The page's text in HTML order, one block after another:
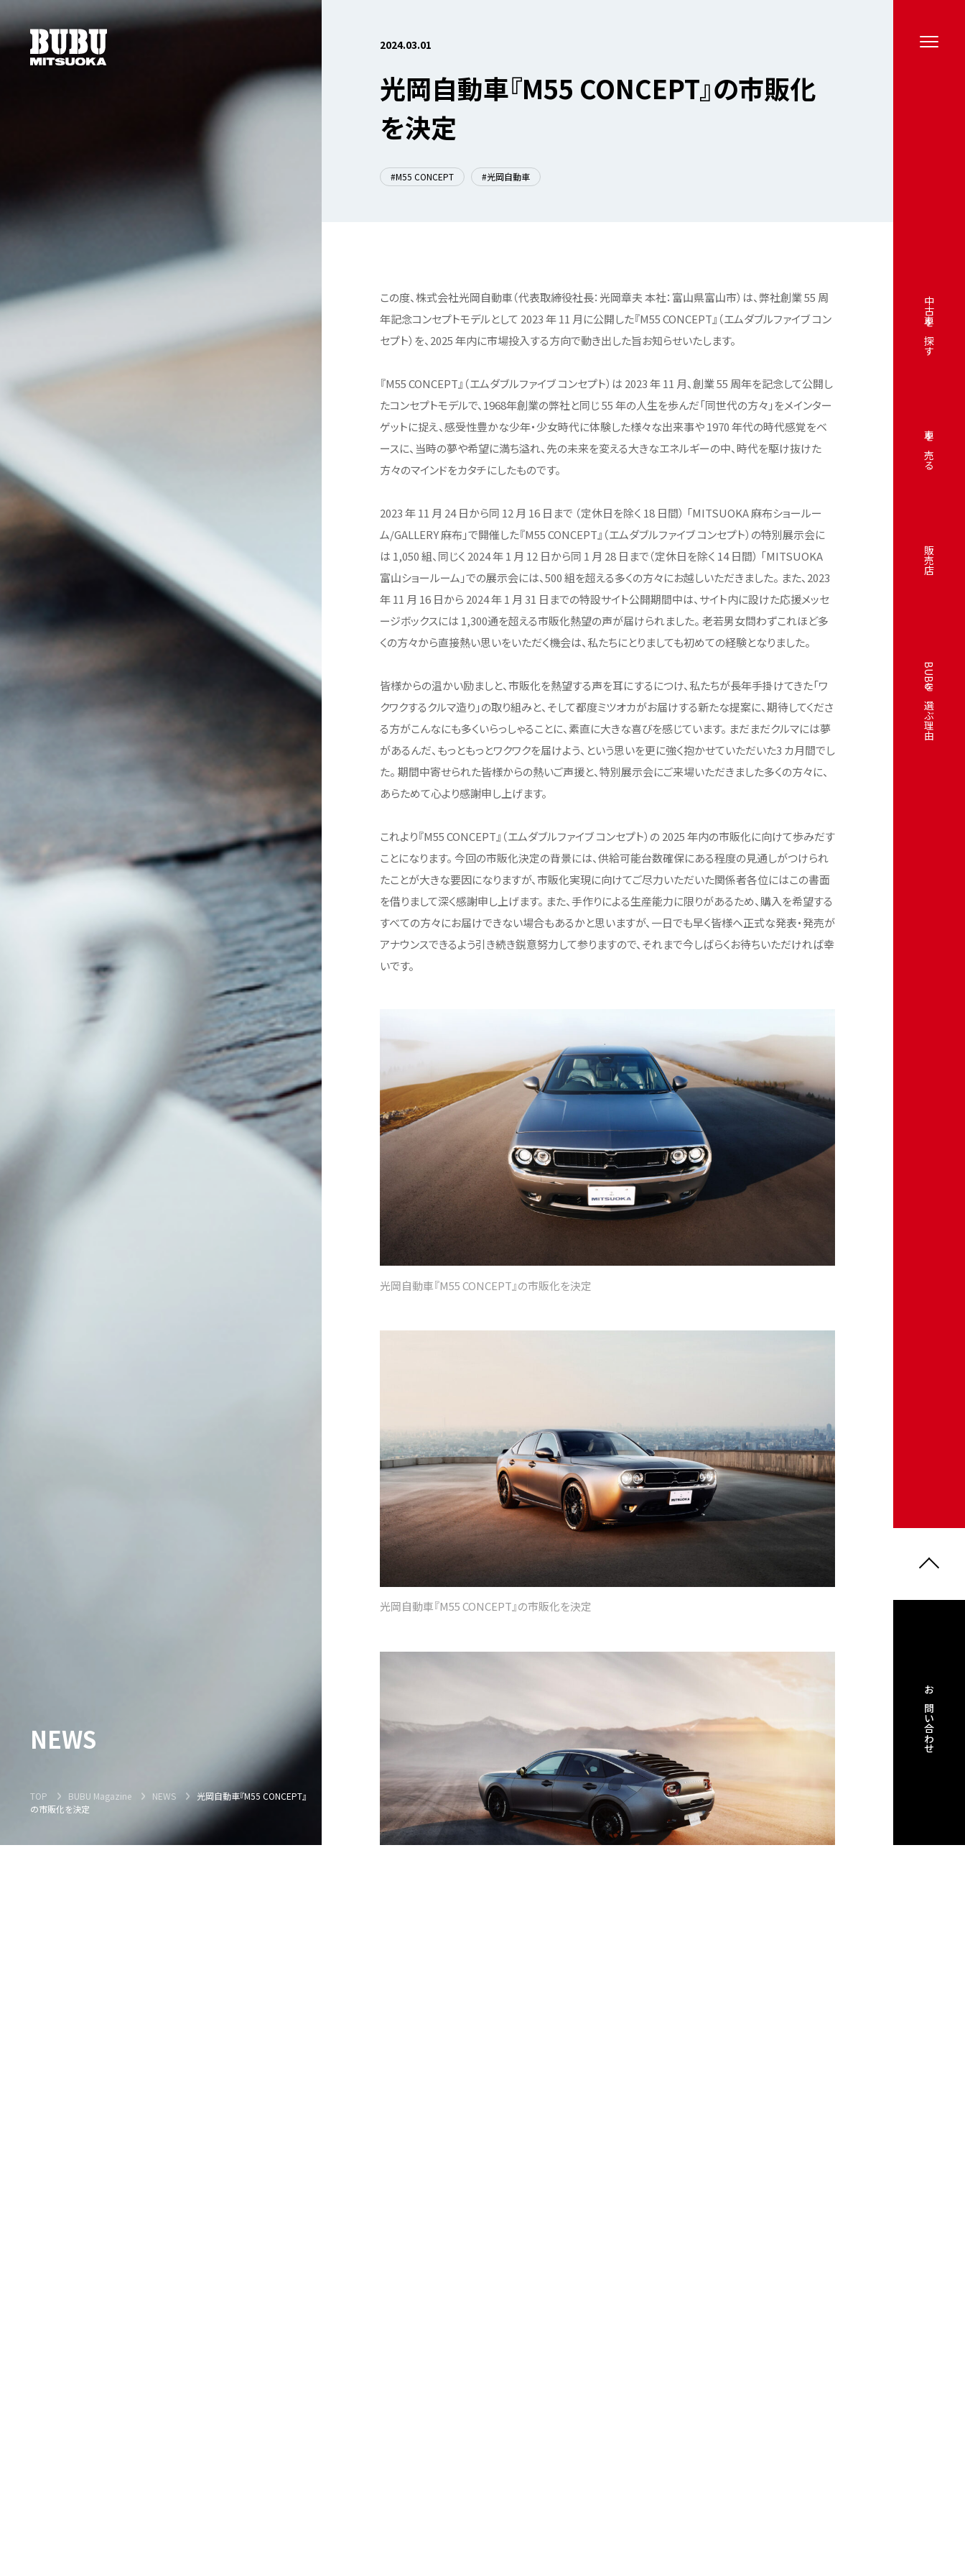
中古車を探す
車を売る
販売店
BUBUを選ぶ理由
お問い合わせ
NEWS
TOP BUBU Magazine NEWS
光岡自動車『M55 CONCEPT』
の市販化を決定
2024.03.01
光岡自動車『M55 CONCEPT』の市販化
を決定
#M55 CONCEPT #光岡自動車
この度、株式会社光岡自動車（代表取締役社長：光岡章夫 本社：富山県富山市）は、弊社創業 55 周
年記念コンセプトモデルとして 2023 年 11 月に公開した『M55 CONCEPT』（エムダブルファイブ コン
セプト）を、2025 年内に市場投入する方向で動き出した旨お知らせいたします。
『M55 CONCEPT』（エムダブルファイブ コンセプト）は 2023 年 11 月、創業 55 周年を記念して公開し
たコンセプトモデルで、1968年創業の弊社と同じ 55 年の人生を歩んだ「同世代の方々」をメインター
ゲットに捉え、感受性豊かな少年・少女時代に体験した様々な出来事や 1970 年代の時代感覚をベ
ースに、当時の夢や希望に満ち溢れ、先の未来を変える大きなエネルギーの中、時代を駆け抜けた
方々のマインドをカタチにしたものです。
2023 年 11 月 24 日から同 12 月 16 日まで （定休日を除く 18 日間） 「MITSUOKA 麻布ショールー
ム/GALLERY 麻布」で開催した『M55 CONCEPT』（エムダブルファイブ コンセプト）の特別展示会に
は 1,050 組、同じく 2024 年 1 月 12 日から同 1 月 28 日まで（定休日を除く 14 日間） 「MITSUOKA
富山ショールーム」での展示会には、500 組を超える多くの方々にお越しいただきました。 また、2023
年 11 月 16 日から 2024 年 1 月 31 日までの特設サイト公開期間中は、サイト内に設けた応援メッセ
ージボックスには 1,300通を超える市販化熱望の声が届けられました。 老若男女問わずこれほど多
くの方々から直接熱い思いをいただく機会は、私たちにとりましても初めての経験となりました。
皆様からの温かい励ましと、市販化を熱望する声を耳にするにつけ、私たちが長年手掛けてきた「ワ
クワクするクルマ造り」の取り組みと、そして都度ミツオカがお届けする新たな提案に、期待してくださ
る方がこんなにも多くいらっしゃることに、素直に大きな喜びを感じています。 まだまだクルマには夢
があるんだ、もっともっとワクワクを届けよう、という思いを更に強く抱かせていただいた3 カ月間でし
た。 期間中寄せられた皆様からの熱いご声援と、特別展示会にご来場いただきました多くの方々に、
あらためて心より感謝申し上げます。
これより『M55 CONCEPT』（エムダブルファイブ コンセプト）の 2025 年内の市販化に向けて歩みだす
ことになります。 今回の市販化決定の背景には、供給可能台数確保にある程度の見通しがつけられ
たことが大きな要因になりますが、市販化実現に向けてご尽力いただいた関係者各位にはこの書面
を借りまして深く感謝申し上げます。 また、手作りによる生産能力に限りがあるため、購入を希望する
すべての方々にお届けできない場合もあるかと思いますが、一日でも早く皆様へ正式な発表・発売が
アナウンスできるよう引き続き鋭意努力して参りますので、それまで今しばらくお待ちいただければ幸
いです。
光岡自動車『M55 CONCEPT』の市販化を決定
光岡自動車『M55 CONCEPT』の市販化を決定